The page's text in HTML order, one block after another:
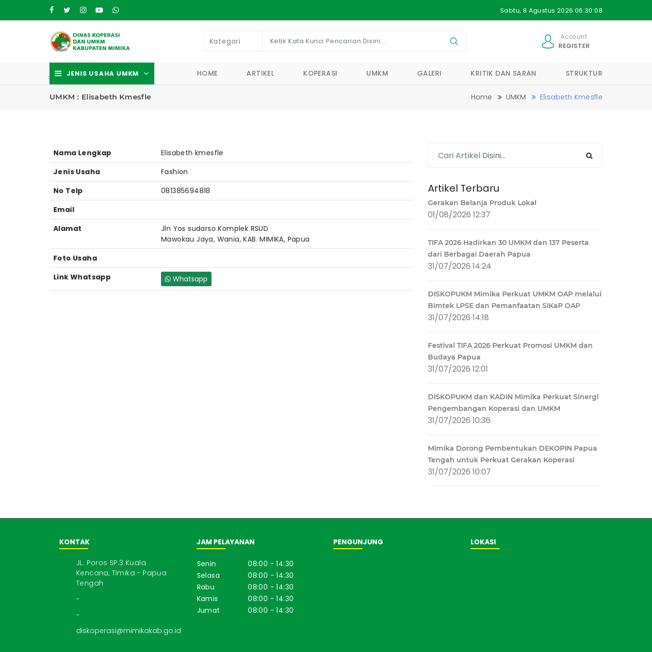
Sabtu, 8 Agustus 2026 06:30:08
Account
REGISTER
JENIS USAHA UMKM HOME ARTIKEL KOPERASI UMKM GALERI KRITIK DAN SARAN STRUKTUR
UMKM : Elisabeth Kmesfle Home UMKM Elisabeth Kmesfle
Nama Lengkap
Elisabeth kmesfle
Jenis Usaha
Fashion
No Telp
081385694818
Email
Alamat
Jln Yos sudarso Komplek RSUD
Mawokau Jaya, Wania, KAB. MIMIKA, Papua
Foto Usaha
Link Whatsapp
Whatsapp
Artikel Terbaru
Gerakan Belanja Produk Lokal
01/08/2026 12:37
TIFA 2026 Hadirkan 30 UMKM dan 137 Peserta
dari Berbagai Daerah Papua
31/07/2026 14:24
DISKOPUKM Mimika Perkuat UMKM OAP melalui
Bimtek LPSE dan Pemanfaatan SIKaP OAP
31/07/2026 14:18
Festival TIFA 2026 Perkuat Promosi UMKM dan
Budaya Papua
31/07/2026 12:01
DISKOPUKM dan KADIN Mimika Perkuat Sinergi
Pengembangan Koperasi dan UMKM
31/07/2026 10:36
Mimika Dorong Pembentukan DEKOPIN Papua
Tengah untuk Perkuat Gerakan Koperasi
31/07/2026 10:07
KONTAK
JL. Poros SP.3 Kuala
Kencana, Timika - Papua
Tengah
-
-
diskoperasi@mimikakab.go.id
JAM PELAYANAN
Senin
08:00 - 14:30
Selasa
08:00 - 14:30
Rabu
08:00 - 14:30
Kamis
08:00 - 14:30
Jumat
08:00 - 14:30
PENGUNJUNG LOKASI